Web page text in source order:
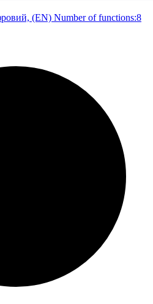
(EN) Number of functions:8